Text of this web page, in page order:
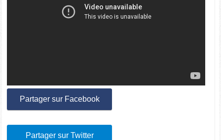
Partager sur Facebook
Partager sur Twitter